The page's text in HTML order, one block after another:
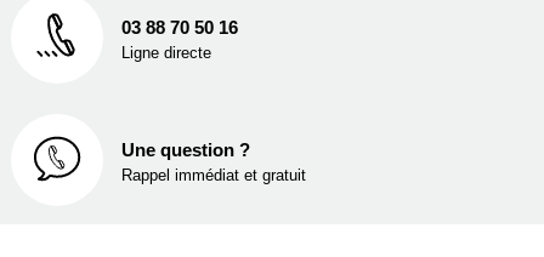
03 88 70 50 16
Ligne directe
Une question ?
Rappel immédiat et gratuit